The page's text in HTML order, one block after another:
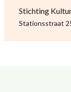
Stichting
Stationsstraat